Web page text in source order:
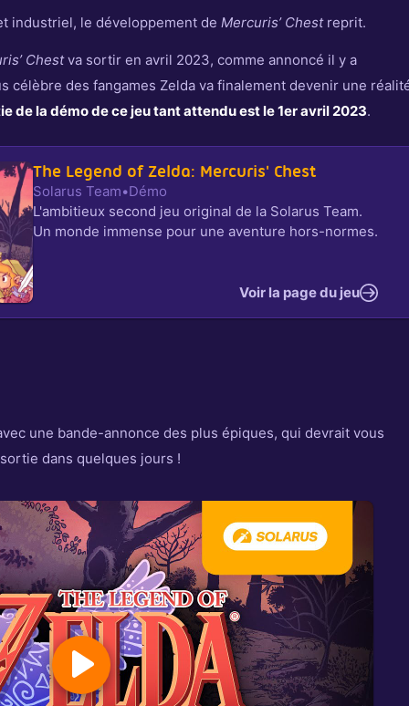
industriel, le développement de Mercuris’ Chestreprit.
Chestva sortir en avril 2023, comme annoncé il y a
célèbre des fangames Zelda va finalement devenir une
de la démo de ce jeu tant attendu est le 1er avril 2023.
The Legend of Zelda: Mercuris' Chest
Solarus Team•Démo
L'ambitieux second jeu original de la Solarus Team.
Un monde immense pour une aventure hors-normes.
Voir la page du jeu
une bande-annonce des plus épiques, qui devrait vous
dans quelques jours !